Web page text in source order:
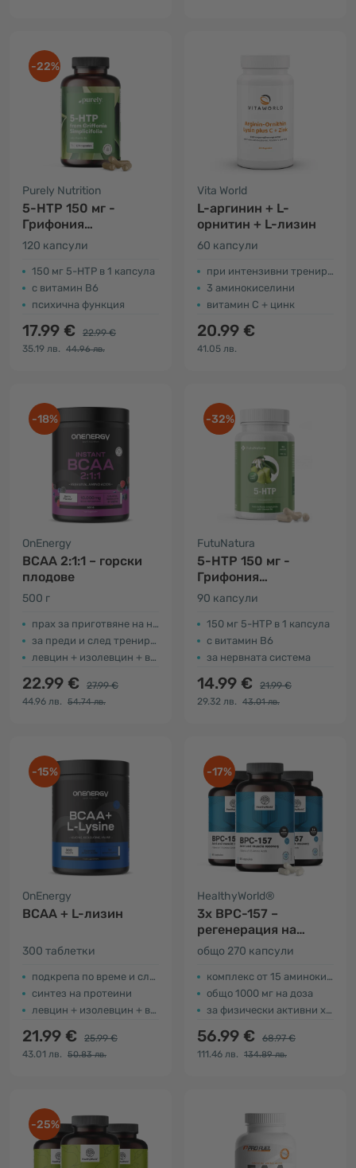
-22%
Purely Nutrition
5-HTP 150 мг -
Грифония
симплицифолия
120 капсули
150 мг 5-HTP в 1 капсула
с витамин В6
психична функция
17.99 €
22.99 €
35.19 лв.
44.96 лв.
Vita World
L-аргинин + L-
орнитин + L-лизин
60 капсули
при интензивни тренировки
3 аминокиселини
витамин C + цинк
20.99 €
41.05 лв.
-18%
OnEnergy
BCAA 2:1:1 – горски
плодове
500 г
прах за приготвяне на напитка
за преди и след тренировка
левцин + изолевцин + валин
22.99 €
27.99 €
44.96 лв.
54.74 лв.
-32%
FutuNatura
5-HTP 150 мг -
Грифония
симплицифолия
90 капсули
150 мг 5-HTP в 1 капсула
с витамин В6
за нервната система
14.99 €
21.99 €
29.32 лв.
43.01 лв.
-15%
OnEnergy
BCAA + L-лизин
300 таблетки
подкрепа по време и след тренировка
синтез на протеини
левцин + изолевцин + валин
21.99 €
25.99 €
43.01 лв.
50.83 лв.
-17%
HealthyWorld®
3x BPC-157 –
регенерация на
мускулите и ставите
общо 270 капсули
комплекс от 15 аминокиселини
общо 1000 мг на доза
за физически активни хора
56.99 €
68.97 €
111.46 лв.
134.89 лв.
-25%